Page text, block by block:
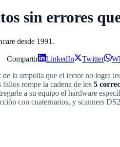
sin errores
desde 1991.
Compartir LinkedIn Twitter
la ampolla que el lector no logra
fallos rompe la cadena de los 5
a su equipo el hardware
con cuaternarios, y scanners